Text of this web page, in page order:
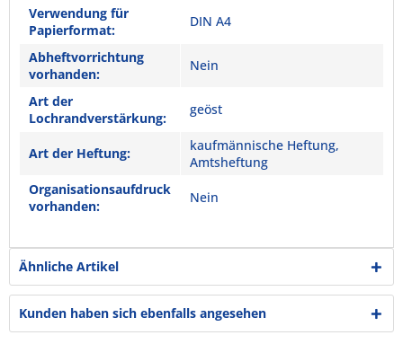
Verwendung für
Papierformat:
DIN A4
Abheftvorrichtung
vorhanden:
Nein
Art der
Lochrandverstärkung:
geöst
Art der Heftung:
kaufmännische Heftung,
Amtsheftung
Organisationsaufdruck
vorhanden:
Nein
Ähnliche Artikel
Kunden haben sich ebenfalls angesehen